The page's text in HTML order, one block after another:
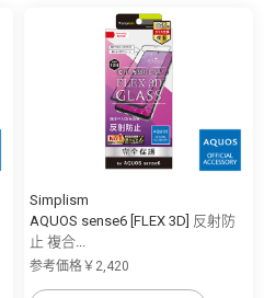
Simplism
AQUOS sense6 [FLEX 3D] 反射防
止 複合...
参考価格￥2,420